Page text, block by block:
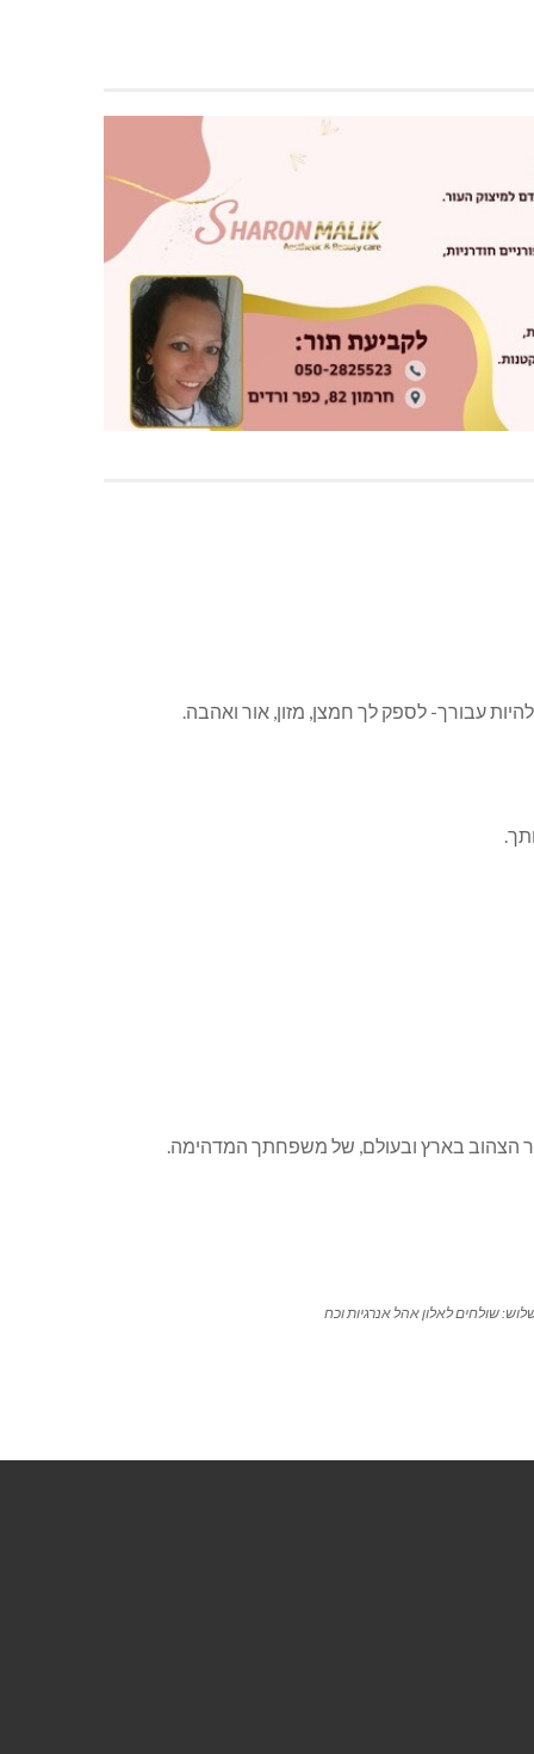
הצהוב בארץ ובעולם, של משפחתך המדהימה.
שולחים לאלון אהל אנרגיות וכח